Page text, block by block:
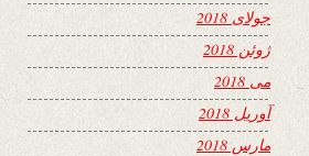
جولای 2018
ژوئن 2018
می 2018
آوریل 2018
مارس 2018